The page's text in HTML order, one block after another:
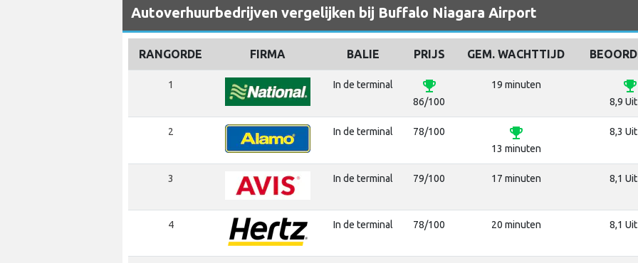
Autoverhuurbedrijven vergelijken bij Buffalo Niagara Airport
RANGORDE FIRMA BALIE PRIJS GEM. WACHTTIJD
1 In de terminal emoji_events
86/100
19 minuten emoji_events
8,9
2 In de terminal 78/100 emoji_events
13 minuten
8,3
3 In de terminal 79/100 17 minuten 8,1
4 In de terminal 78/100 20 minuten 8,1